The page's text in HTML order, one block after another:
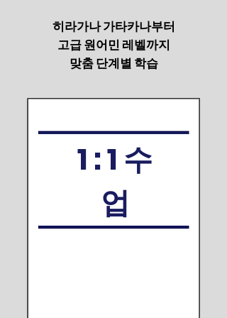
히라가나 가타카나부터
고급 원어민 레벨까지
​맞춤 단계별 학습
1 : 1 수
업